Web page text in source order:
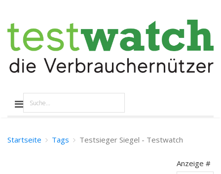
Startseite Tags Testsieger Siegel - Testwatch
Anzeige #